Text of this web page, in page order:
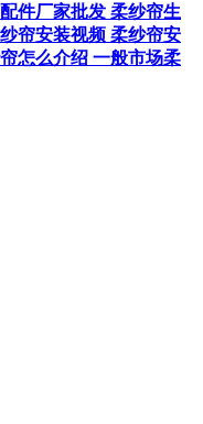
件厂家批发 柔纱帘生
帘安装视频 柔纱帘安
怎么介绍 一般市场柔